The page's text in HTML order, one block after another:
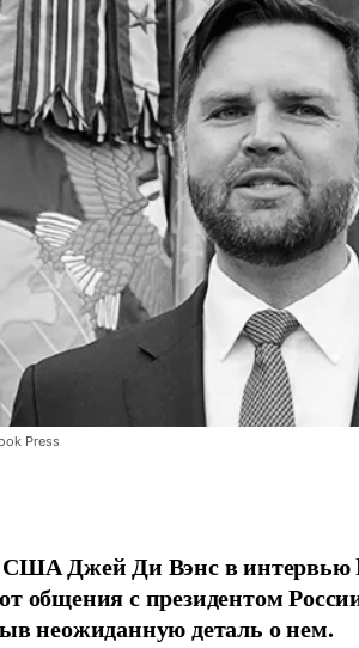
Press
Джей Ди Вэнс в интервью
общения с президентом
неожиданную деталь о нем.